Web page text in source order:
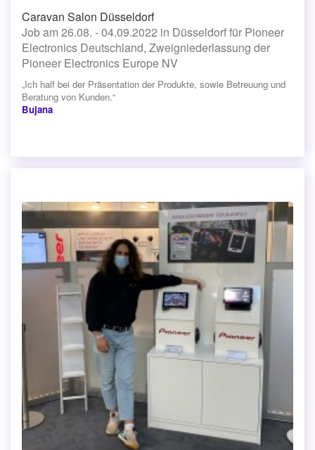
Caravan Salon Düsseldorf
Job am 26.08. - 04.09.2022 in Düsseldorf für Pioneer
Electronics Deutschland, Zweigniederlassung der
Pioneer Electronics Europe NV
„Ich half bei der Präsentation der Produkte, sowie Betreuung und
Beratung von Kunden.“
Bujana